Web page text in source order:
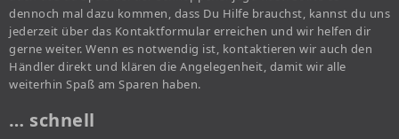
dennoch mal dazu kommen, dass Du Hilfe brauchst, kannst du uns
jederzeit über das Kontaktformular erreichen und wir helfen dir
gerne weiter. Wenn es notwendig ist, kontaktieren wir auch den
Händler direkt und klären die Angelegenheit, damit wir alle
weiterhin Spaß am Sparen haben.
… schnell